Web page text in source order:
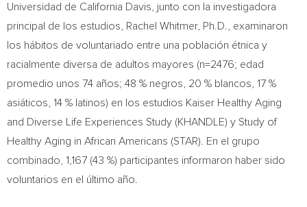
Universidad de California Davis, junto con la investigadora
principal de los estudios,
Rachel Whitmer, Ph.D., examinaron
los hábitos de voluntariado entre una población étnica y
racialmente diversa de adultos mayores (n=2476; edad
promedio unos 74 años; 48 % negros, 20 % blancos, 17 %
asiáticos, 14 % latinos) en los estudios Kaiser Healthy Aging
and Diverse Life Experiences Study (KHANDLE) y Study of
Healthy Aging in African Americans (STAR). En el grupo
combinado, 1,167 (43 %) participantes informaron haber sido
voluntarios en el último año.